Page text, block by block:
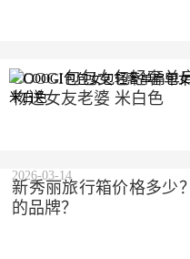
COOGI包包女包轻奢单
物送女友老婆 米白色
新秀丽旅行箱价格多少
的品牌？
2026-03-14